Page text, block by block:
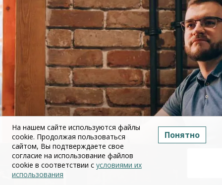
На нашем сайте используются файлы
cookie. Продолжая пользоваться
сайтом, Вы подтверждаете свое
согласие на использование файлов
cookie в соответствии с условиями их
использования
Понятно